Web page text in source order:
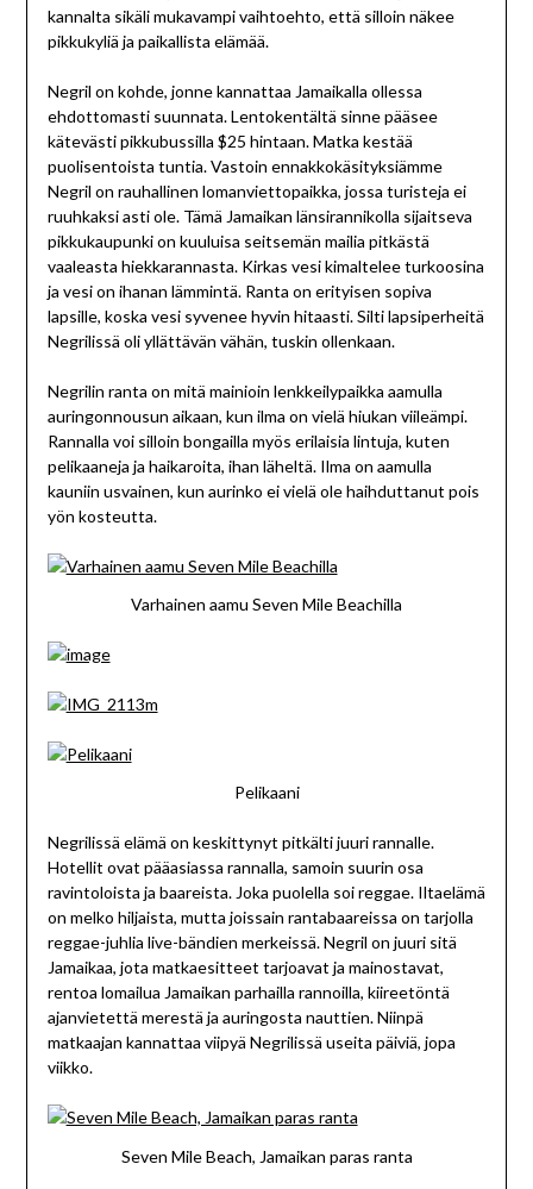
kannalta sikäli mukavampi vaihtoehto, että silloin näkee
pikkukyliä ja paikallista elämää.
Negril on kohde, jonne kannattaa Jamaikalla ollessa
ehdottomasti suunnata. Lentokentältä sinne pääsee
kätevästi pikkubussilla $25 hintaan. Matka kestää
puolisentoista tuntia. Vastoin ennakkokäsityksiämme
Negril on rauhallinen lomanviettopaikka, jossa turisteja ei
ruuhkaksi asti ole. Tämä Jamaikan länsirannikolla sijaitseva
pikkukaupunki on kuuluisa seitsemän mailia pitkästä
vaaleasta hiekkarannasta. Kirkas vesi kimaltelee turkoosina
ja vesi on ihanan lämmintä. Ranta on erityisen sopiva
lapsille, koska vesi syvenee hyvin hitaasti. Silti lapsiperheitä
Negrilissä oli yllättävän vähän, tuskin ollenkaan.
Negrilin ranta on mitä mainioin lenkkeilypaikka aamulla
auringonnousun aikaan, kun ilma on vielä hiukan viileämpi.
Rannalla voi silloin bongailla myös erilaisia lintuja, kuten
pelikaaneja ja haikaroita, ihan läheltä. Ilma on aamulla
kauniin usvainen, kun aurinko ei vielä ole haihduttanut pois
yön kosteutta.
Varhainen aamu Seven Mile Beachilla
Pelikaani
Negrilissä elämä on keskittynyt pitkälti juuri rannalle.
Hotellit ovat pääasiassa rannalla, samoin suurin osa
ravintoloista ja baareista. Joka puolella soi reggae. Iltaelämä
on melko hiljaista, mutta joissain rantabaareissa on tarjolla
reggae-juhlia live-bändien merkeissä. Negril on juuri sitä
Jamaikaa, jota matkaesitteet tarjoavat ja mainostavat,
rentoa lomailua Jamaikan parhailla rannoilla, kiireetöntä
ajanvietettä merestä ja auringosta nauttien. Niinpä
matkaajan kannattaa viipyä Negrilissä useita päiviä, jopa
viikko.
Seven Mile Beach, Jamaikan paras ranta